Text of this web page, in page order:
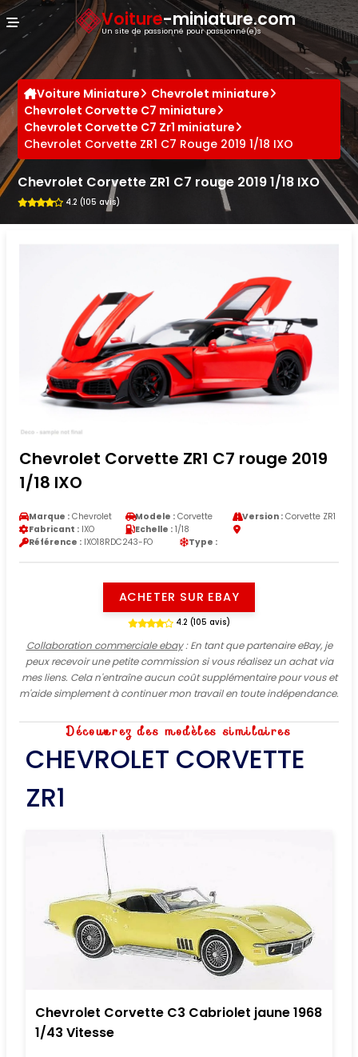
Voiture-miniature.com
Un site de passionné pour passionné(e)s
Voiture Miniature
Chevrolet miniature
Chevrolet Corvette C7 miniature
Chevrolet Corvette C7 Zr1 miniature
Chevrolet Corvette ZR1 C7 Rouge 2019 1/18 IXO
Chevrolet Corvette ZR1 C7 rouge 2019 1/18 IXO
4.2 (105 avis)
Chevrolet Corvette ZR1 C7 rouge 2019
1/18 IXO
Marque : Chevrolet Modele : Corvette Version :Corvette ZR1
Fabricant : IXO Echelle : 1/18
Référence : IXO18RDC243-FO Type :
ACHETER SUR EBAY
4.2 (105 avis)
Collaboration commerciale ebay: En tant que partenaire eBay, je
peux recevoir une petite commission si vous réalisez un achat via
mes liens. Cela n'entraîne aucun coût supplémentaire pour vous et
m'aide simplement à continuer mon travail en toute indépendance.
Découvrez des modèles similaires
CHEVROLET CORVETTE
ZR1
Chevrolet Corvette C3 Cabriolet jaune 1968
1/43 Vitesse
Panneau de gestion des cookies